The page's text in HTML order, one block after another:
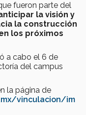
fueron parte del
la visión y
la construcción
los próximos
a cabo el 6 de
del campus
la página de
vinculacion/im